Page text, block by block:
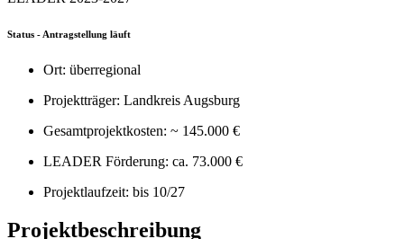
Status - Antragstellung läuft
Ort: überregional
Projektträger: Landkreis Augsburg
Gesamtprojektkosten: ~ 145.000 €
LEADER Förderung: ca. 73.000 €
Projektlaufzeit: bis 10/27
Projektbeschreibung